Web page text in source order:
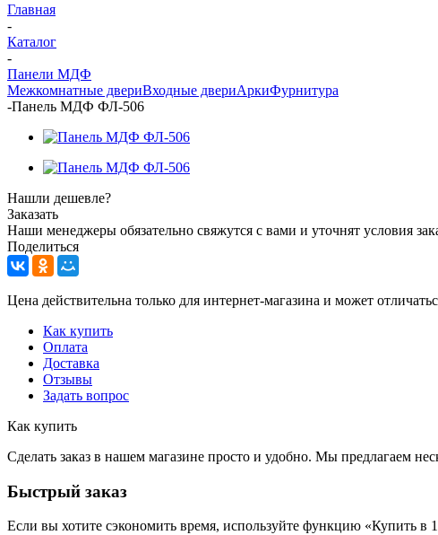
Главная
-
Каталог
-
Панели МДФ
Межкомнатные двериВходные двериАркиФурнитура
-Панель МДФ ФЛ-506
Нашли дешевле?
Заказать
Наши менеджеры обязательно свяжутся с вами и уточнят условия
Поделиться
Цена действительна только для интернет-магазина и может
Как купить
Оплата
Доставка
Отзывы
Задать вопрос
Как купить
Сделать заказ в нашем магазине просто и удобно. Мы предлагаем
Быстрый заказ
Если вы хотите сэкономить время, используйте функцию «Купить в